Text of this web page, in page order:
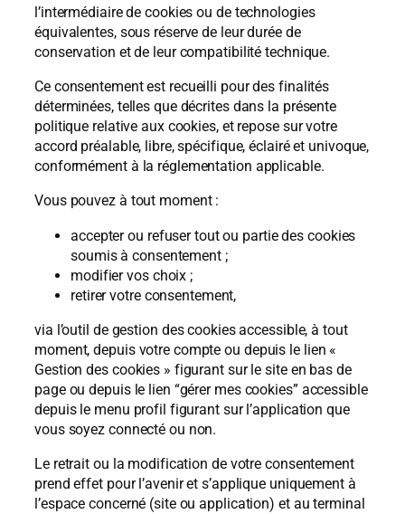
l’intermédiaire de cookies ou de technologies
équivalentes, sous réserve de leur durée de
conservation et de leur compatibilité technique.
Ce consentement est recueilli pour des finalités
déterminées, telles que décrites dans la présente
politique relative aux cookies, et repose sur votre
accord préalable, libre, spécifique, éclairé et univoque,
conformément à la réglementation applicable.
Vous pouvez à tout moment :
accepter ou refuser tout ou partie des cookies
soumis à consentement ;
modifier vos choix ;
retirer votre consentement,
via l’outil de gestion des cookies accessible, à tout
moment, depuis votre compte ou depuis le lien «
Gestion des cookies » figurant sur le site en bas de
page ou depuis le lien “gérer mes cookies” accessible
depuis le menu profil figurant sur l’application que
vous soyez connecté ou non.
Le retrait ou la modification de votre consentement
prend effet pour l’avenir et s’applique uniquement à
l’espace concerné (site ou application) et au terminal